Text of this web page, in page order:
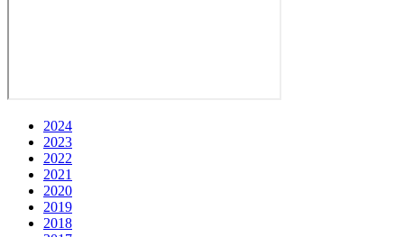
2024
2023
2022
2021
2020
2019
2018